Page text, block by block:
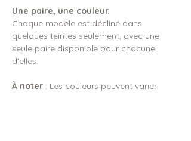
Une paire, une couleur.
Chaque modèle est décliné dans
quelques teintes seulement, avec une
seule paire disponible pour chacune
d’elles.
À noter : Les couleurs peuvent varier